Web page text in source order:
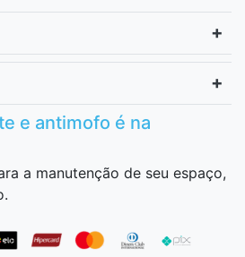
e antimofo é na
a manutenção de seu espaço,